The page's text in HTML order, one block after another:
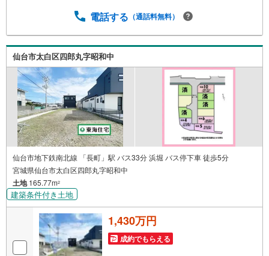
徒歩9分・ウジエスーパー袋原店:車5分 お問い合わせにつ
下さい！・来社はもちろん、メールでのご相談、資料請求
も大歓迎です ⇒お電話に抵抗がある方も安心してお問い合
わせください
電話する （通話料無料）
仙台市太白区四郎丸字昭和中
仙台市地下鉄南北線 「長町」駅 バス33分 浜堀 バス停下車 徒歩5分
宮城県仙台市太白区四郎丸字昭和中
土地165.77m2
建築条件付き土地
1,430万円
成約でもらえる